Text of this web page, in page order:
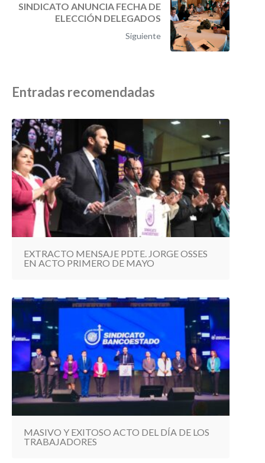
SINDICATO ANUNCIA FECHA DE
ELECCIÓN DELEGADOS
Siguiente
Entradas recomendadas
EXTRACTO MENSAJE PDTE. JORGE OSSES
EN ACTO PRIMERO DE MAYO
MASIVO Y EXITOSO ACTO DEL DÍA DE LOS
TRABAJADORES